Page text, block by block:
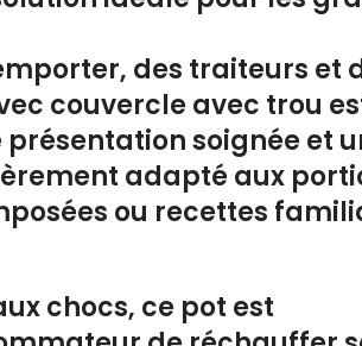
des traiteurs et
couvercle avec trou
soignée et
adapté aux
ou recettes
chocs, ce pot est